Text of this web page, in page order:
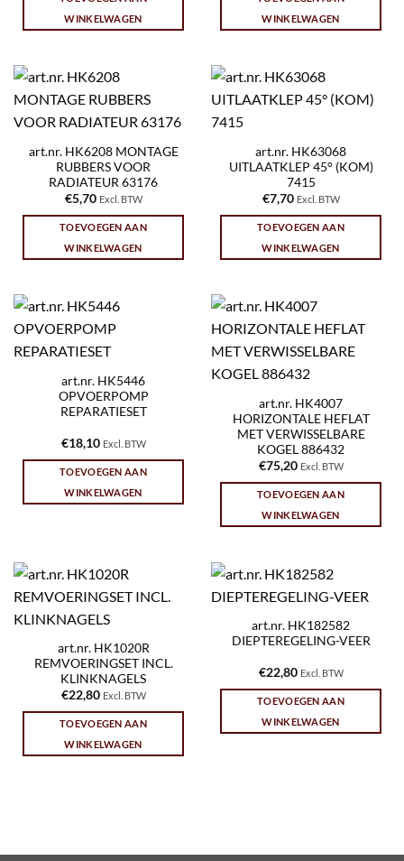
WINKELWAGEN
WINKELWAGEN
art.nr. HK6208 MONTAGE
RUBBERS VOOR
RADIATEUR 63176
€5,70 Excl. BTW
TOEVOEGEN AAN
WINKELWAGEN
art.nr. HK63068
UITLAATKLEP 45° (KOM)
7415
€7,70 Excl. BTW
TOEVOEGEN AAN
WINKELWAGEN
art.nr. HK5446
OPVOERPOMP
REPARATIESET
€18,10 Excl. BTW
TOEVOEGEN AAN
WINKELWAGEN
art.nr. HK4007
HORIZONTALE HEFLAT
MET VERWISSELBARE
KOGEL 886432
€75,20 Excl. BTW
TOEVOEGEN AAN
WINKELWAGEN
art.nr. HK1020R
REMVOERINGSET INCL.
KLINKNAGELS
€22,80 Excl. BTW
TOEVOEGEN AAN
WINKELWAGEN
art.nr. HK182582
DIEPTEREGELING-VEER
€22,80 Excl. BTW
TOEVOEGEN AAN
WINKELWAGEN